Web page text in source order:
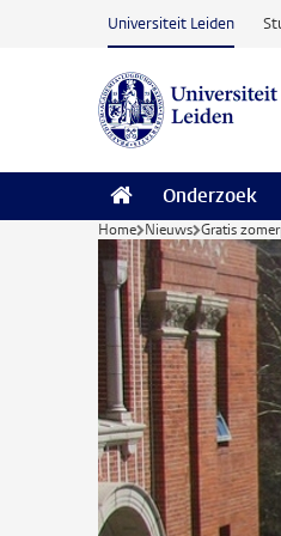
Ga naar hoofdinhoud
Universiteit Leiden
Onderzoek
Home Nieuws Gratis